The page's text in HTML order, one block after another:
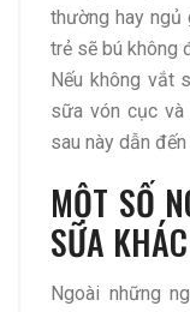
thường hay ngủ
trẻ sẽ bú không
Nếu không vắt
sữa vón cục
sau này dẫn
MỘT SỐ
SỮA KHÁC
Ngoài những